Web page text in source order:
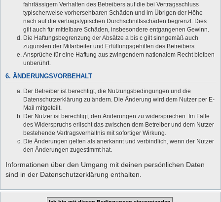
fahrlässigem Verhalten des Betreibers auf die bei Vertragsschluss
typischerweise vorhersehbaren Schäden und im Übrigen der Höhe
nach auf die vertragstypischen Durchschnittsschäden begrenzt. Dies
gilt auch für mittelbare Schäden, insbesondere entgangenen Gewinn.
Die Haftungsbegrenzung der Absätze a bis c gilt sinngemäß auch
zugunsten der Mitarbeiter und Erfüllungsgehilfen des Betreibers.
Ansprüche für eine Haftung aus zwingendem nationalem Recht bleiben
unberührt.
6. ÄNDERUNGSVORBEHALT
Der Betreiber ist berechtigt, die Nutzungsbedingungen und die
Datenschutzerklärung zu ändern. Die Änderung wird dem Nutzer per E-
Mail mitgeteilt.
Der Nutzer ist berechtigt, den Änderungen zu widersprechen. Im Falle
des Widerspruchs erlischt das zwischen dem Betreiber und dem Nutzer
bestehende Vertragsverhältnis mit sofortiger Wirkung.
Die Änderungen gelten als anerkannt und verbindlich, wenn der Nutzer
den Änderungen zugestimmt hat.
Informationen über den Umgang mit deinen persönlichen Daten
sind in der Datenschutzerklärung enthalten.